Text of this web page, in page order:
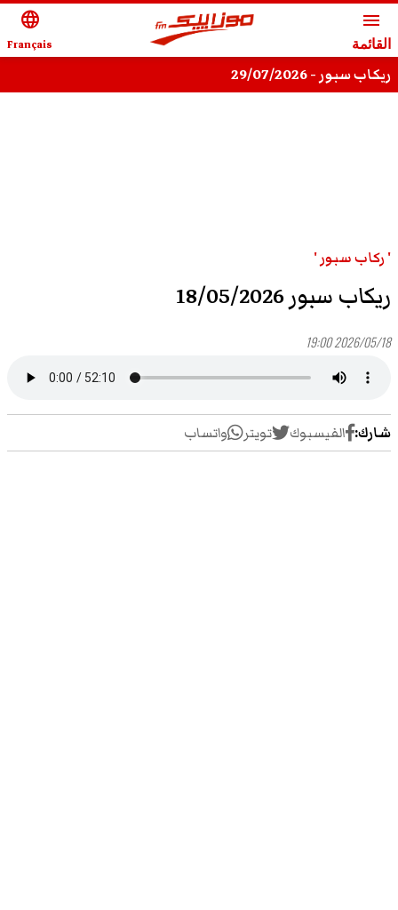
menu
القائمة
language
Français
ريكاب سبور - 29/07/2026
' ركاب سبور '
ريكاب سبور 18/05/2026
2026/05/18 19:00
شارك: الفيسبوك تويتر واتساب